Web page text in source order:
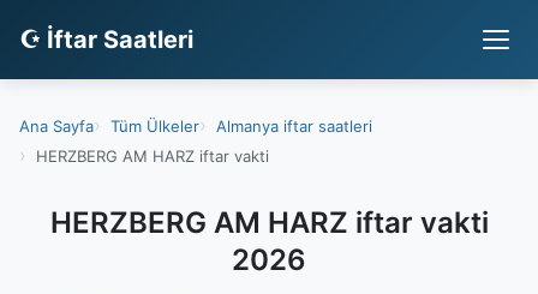
☪ İftar Saatleri
Ana Sayfa Tüm Ülkeler
Almanya iftar saatleri
HERZBERG AM HARZ iftar vakti
HERZBERG AM HARZ iftar vakti
2026